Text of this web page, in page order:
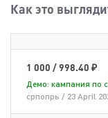
Как это
1 000 / 998.40 ₽
Демо: кампания по
српопрь / 23 April